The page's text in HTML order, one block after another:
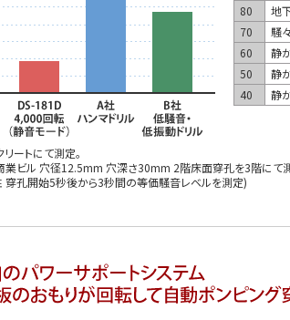
80
地
70
騒
60
静
50
静
40
静
ートにて測定。
業ビル 穴径12.5mm 穴深さ30mm 2階床面穿孔を3階にて
穿孔開始5秒後から3秒間の等価騒音レベルを測定)